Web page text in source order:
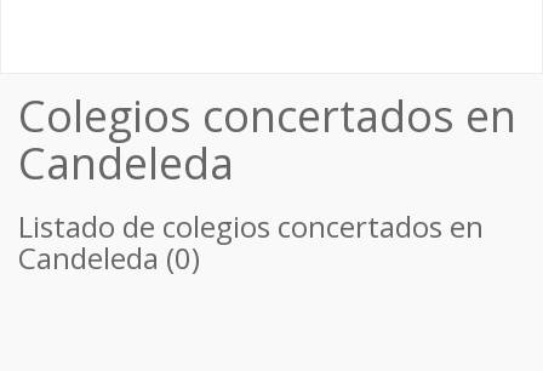
Colegios concertados en
Candeleda
Listado de colegios concertados en
Candeleda (0)